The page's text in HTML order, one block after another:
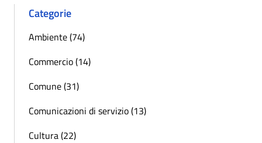
Categorie
Ambiente (74)
Commercio (14)
Comune (31)
Comunicazioni di servizio (13)
Cultura (22)